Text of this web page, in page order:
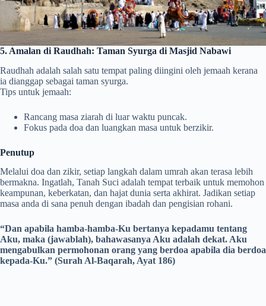
5. Amalan di Raudhah: Taman Syurga di Masjid Nabawi
Raudhah adalah salah satu tempat paling diingini oleh jemaah kerana
ia dianggap sebagai taman syurga.
Tips untuk jemaah:
Rancang masa ziarah di luar waktu puncak.
Fokus pada doa dan luangkan masa untuk berzikir.
Penutup
Melalui doa dan zikir, setiap langkah dalam umrah akan terasa lebih
bermakna. Ingatlah, Tanah Suci adalah tempat terbaik untuk memohon
keampunan, keberkatan, dan hajat dunia serta akhirat. Jadikan setiap
masa anda di sana penuh dengan ibadah dan pengisian rohani.
“Dan apabila hamba-hamba-Ku bertanya kepadamu tentang
Aku, maka (jawablah), bahawasanya Aku adalah dekat. Aku
mengabulkan permohonan orang yang berdoa apabila dia berdoa
kepada-Ku.” (Surah Al-Baqarah, Ayat 186)